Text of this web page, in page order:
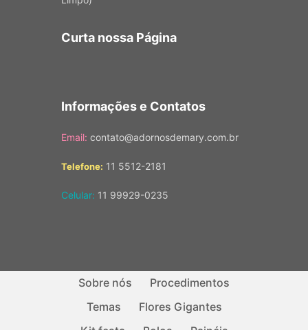
Curta nossa Página
Informações e Contatos
Email: contato@adornosdemary.com.br
Telefone: 11 5512-2181
Celular: 11 99929-0235
Sobre nós
Procedimentos
Temas
Flores Gigantes